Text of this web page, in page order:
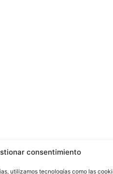
consentimiento
utilizamos tecnologías como las